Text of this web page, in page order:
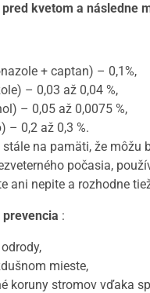
kvetom a následne
+ captan) – 0,1%,
– 0,03 až 0,04 %,
– 0,05 až 0,0075 %,
– 0,2 až 0,3 %.
na pamäti, že môžu
počasia,
ani nepite a rozhodne
prevencia :
mieste,
koruny stromov vďaka